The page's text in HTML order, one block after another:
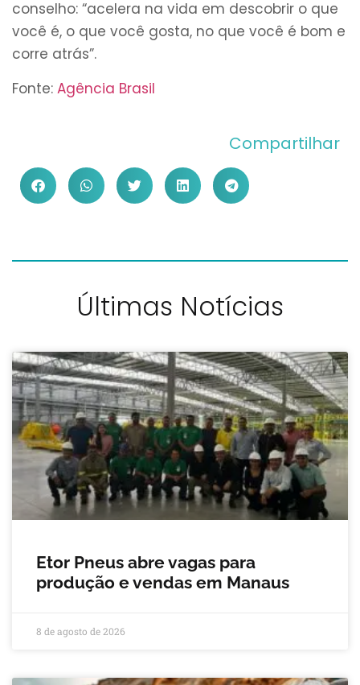
conselho: “acelera na vida em descobrir o que
você é, o que você gosta, no que você é bom e
corre atrás”.
Fonte: Agência Brasil
Compartilhar
Últimas Notícias
Etor Pneus abre vagas para
produção e vendas em Manaus
8 de agosto de 2026